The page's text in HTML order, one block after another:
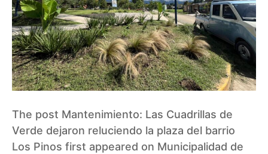
The post Mantenimiento: Las Cuadrillas de
Verde dejaron reluciendo la plaza del barrio
Los Pinos first appeared on Municipalidad de